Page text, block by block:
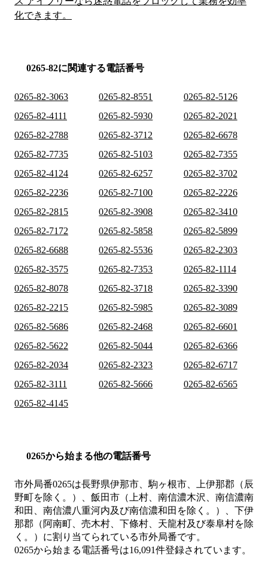
化できます。
0265-82に関連する電話番号
0265-82-3063 0265-82-8551
0265-82-5126
0265-82-4111
0265-82-5930
0265-82-2021
0265-82-2788
0265-82-3712
0265-82-6678
0265-82-7735
0265-82-5103
0265-82-7355
0265-82-4124
0265-82-6257
0265-82-3702
0265-82-2236
0265-82-7100
0265-82-2226
0265-82-2815
0265-82-3908
0265-82-3410
0265-82-7172
0265-82-5858
0265-82-5899
0265-82-6688
0265-82-5536
0265-82-2303
0265-82-3575
0265-82-7353
0265-82-1114
0265-82-8078
0265-82-3718
0265-82-3390
0265-82-2215
0265-82-5985
0265-82-3089
0265-82-5686
0265-82-2468
0265-82-6601
0265-82-5622
0265-82-5044
0265-82-6366
0265-82-2034
0265-82-2323
0265-82-6717
0265-82-3111
0265-82-5666
0265-82-6565
0265-82-4145
0265から始まる他の電話番号
市外局番0265は長野県伊那市、駒ヶ根市、上伊那郡（辰
野町を除く。）、飯田市（上村、南信濃木沢、南信濃南
和田、南信濃八重河内及び南信濃和田を除く。）、下伊
那郡（阿南町、売木村、下條村、天龍村及び泰阜村を除
く。） に割り当てられている市外局番です。
0265から始まる電話番号は16,091件登録されています。